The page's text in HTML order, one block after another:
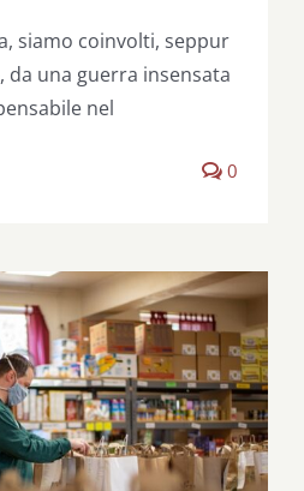
siamo coinvolti, seppur
una guerra insensata
nel
0
5×1000